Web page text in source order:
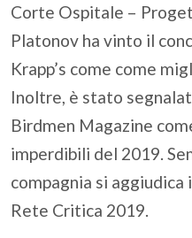
Corte Ospitale –
Platonov ha vinto il
Krapp’s come come
Inoltre, è stato
Birdmen Magazine
imperdibili del 2019.
compagnia si
Rete Critica 2019.